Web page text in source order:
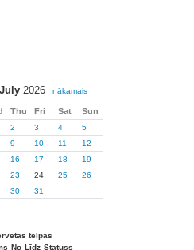
July 2026 nākamais
Thu Fri Sat Sun
2 3 4
5
9 10 11
12
16 17 18
19
23 24 25
26
30 31
telpas
No Līdz Statuss